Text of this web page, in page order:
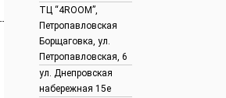
ТЦ “4ROOM”,
Петропавловская
Борщаговка, ул.
Петропавловская, 6
ул. Днепровская
набережная 15е